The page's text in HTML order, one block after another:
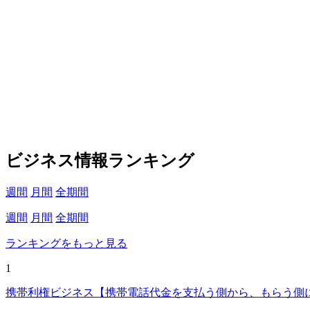
ビジネス情報ランキング
週間 月間 全期間
週間 月間 全期間
ランキングをもっと見る
1
携帯利権ビジネス【携帯電話代金を支払う側から、もらう側